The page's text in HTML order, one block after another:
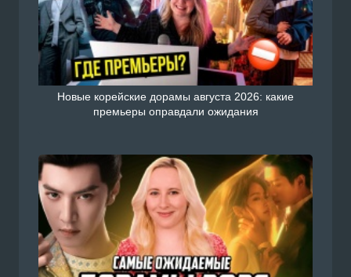
Новые корейские дорамы августа 2026: какие
премьеры оправдали ожидания